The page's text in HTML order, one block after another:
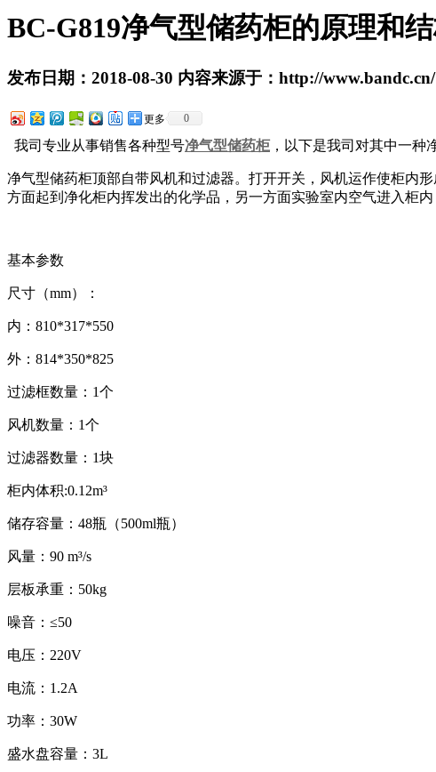
BC-G819净气型储药柜的原理和
发布日期：2018-08-30 内容来源于：http://www.bandc.cn/
更多 0
我司专业从事销售各种型号净气型储药柜，以下是我司对其中一种
净气型储药柜顶部自带风机和过滤器。打开开关，风机运作使柜内
方面起到净化柜内挥发出的化学品，另一方面实验室内空气进入柜内
基本参数
尺寸（mm）：
内：810*317*550
外：814*350*825
过滤框数量：1个
风机数量：1个
过滤器数量：1块
柜内体积:0.12m³
储存容量：48瓶（500ml瓶）
风量：90 m³/s
层板承重：50kg
噪音：≤50
电压：220V
电流：1.2A
功率：30W
盛水盘容量：3L